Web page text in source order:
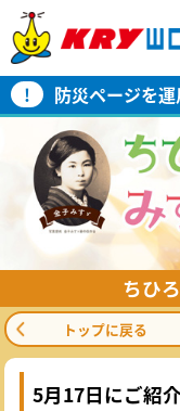
! 防災ページを
ちひ
トップに戻る
5月17日にご紹